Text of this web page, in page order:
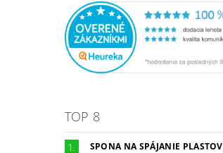
TOP 8
SPONA NA SPÁJANIE PLASTOV